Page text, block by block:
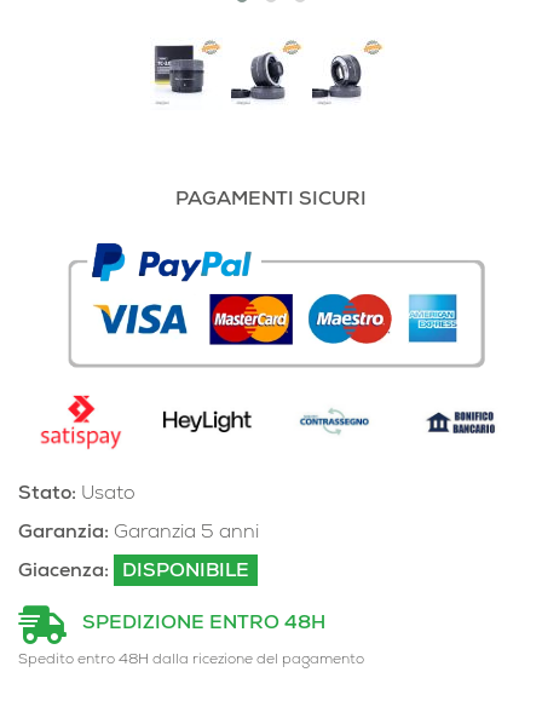
PAGAMENTI SICURI
Stato: Usato
Garanzia: Garanzia 5 anni
Giacenza:
DISPONIBILE
SPEDIZIONE ENTRO 48H
Spedito entro 48H dalla ricezione del pagamento